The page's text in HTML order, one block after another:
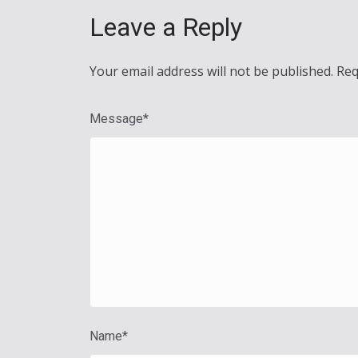
Leave a Reply
Your email address will not be published.
Message*
Name*